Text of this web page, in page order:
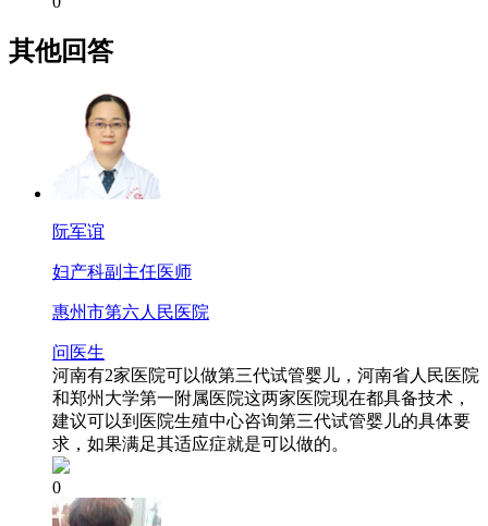
其他回答
阮军谊
妇产科副主任医师
惠州市第六人民医院
问医生
河南有2家医院可以做第三代试管婴儿，河南省人民医院
和郑州大学第一附属医院这两家医院现在都具备技术，
建议可以到医院生殖中心咨询第三代试管婴儿的具体要
求，如果满足其适应症就是可以做的。
0